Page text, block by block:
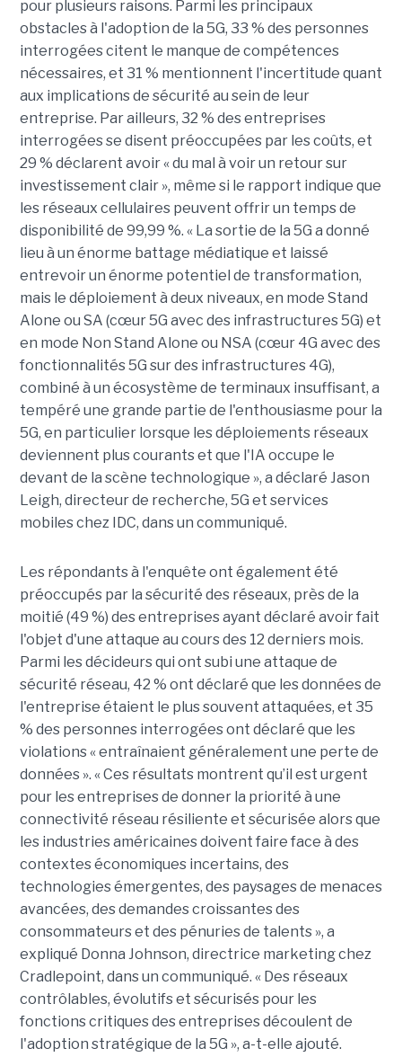
pour plusieurs raisons. Parmi les principaux
obstacles à l'adoption de la 5G, 33 % des personnes
interrogées citent le manque de compétences
nécessaires, et 31 % mentionnent l'incertitude quant
aux implications de sécurité au sein de leur
entreprise. Par ailleurs, 32 % des entreprises
interrogées se disent préoccupées par les coûts, et
29 % déclarent avoir « du mal à voir un retour sur
investissement clair », même si le rapport indique que
les réseaux cellulaires peuvent offrir un temps de
disponibilité de 99,99 %. « La sortie de la 5G a donné
lieu à un énorme battage médiatique et laissé
entrevoir un énorme potentiel de transformation,
mais le déploiement à deux niveaux, en mode Stand
Alone ou SA (cœur 5G avec des infrastructures 5G) et
en mode Non Stand Alone ou NSA (cœur 4G avec des
fonctionnalités 5G sur des infrastructures 4G),
combiné à un écosystème de terminaux insuffisant, a
tempéré une grande partie de l'enthousiasme pour la
5G, en particulier lorsque les déploiements réseaux
deviennent plus courants et que l'IA occupe le
devant de la scène technologique », a déclaré Jason
Leigh, directeur de recherche, 5G et services
mobiles chez IDC, dans un communiqué.
Les répondants à l'enquête ont également été
préoccupés par la sécurité des réseaux, près de la
moitié (49 %) des entreprises ayant déclaré avoir fait
l'objet d'une attaque au cours des 12 derniers mois.
Parmi les décideurs qui ont subi une attaque de
sécurité réseau, 42 % ont déclaré que les données de
l'entreprise étaient le plus souvent attaquées, et 35
% des personnes interrogées ont déclaré que les
violations « entraînaient généralement une perte de
données ». « Ces résultats montrent qu’il est urgent
pour les entreprises de donner la priorité à une
connectivité réseau résiliente et sécurisée alors que
les industries américaines doivent faire face à des
contextes économiques incertains, des
technologies émergentes, des paysages de menaces
avancées, des demandes croissantes des
consommateurs et des pénuries de talents », a
expliqué Donna Johnson, directrice marketing chez
Cradlepoint, dans un communiqué. « Des réseaux
contrôlables, évolutifs et sécurisés pour les
fonctions critiques des entreprises découlent de
l'adoption stratégique de la 5G », a-t-elle ajouté.